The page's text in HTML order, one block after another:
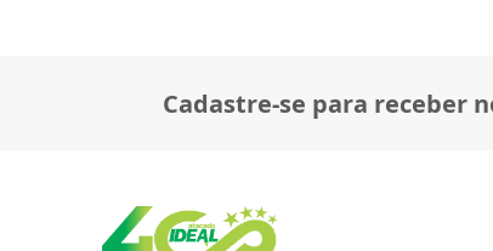
Cadastre-se para receber